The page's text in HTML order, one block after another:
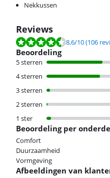
Nekkussen
Reviews
Beoordeling is 8,6 van de 10,
8,6/10(106
Beoordeling
5 sterren
4 sterren
3 sterren
2 sterren
1 ster
Beoordeling per
Comfort
Beoordeling is 8,9 van de 10.
Duurzaamheid
Beoordeling is 8,0 van de 10.
Vormgeving
Beoordeling is 9,1 van de 10.
Afbeeldingen van